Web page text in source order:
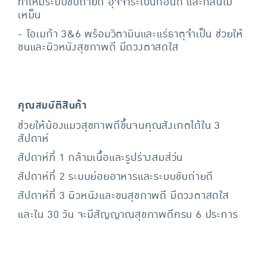
เหม็น
- โอเมก้า 3&6 พร้อมวิตามินและแร่ธาตุจำเป็น ช่วยให้
ขนและผิวหนังสุขภาพดี มีดวงตาสดใส
คุณสมบัติสินค้า
ช่วยให้น้องแมวสุขภาพดีขึ้นจนคุณสังเกตได้ใน 3
สัปดาห์
สัปดาห์ที่ 1 กล้ามเนื้อและรูปร่างสมส่ว่น
สัปดาห์ที่ 2 ระบบย่อยอาหารและระบบขับถ่ายดี
สัปดาห์ที่ 3 ผิวหนังและขนสุขภาพดี มีดวงตาสดใส
และใน 30 วัน จะมีสัญญาณสุขภาพดีครบ 6 ประการ